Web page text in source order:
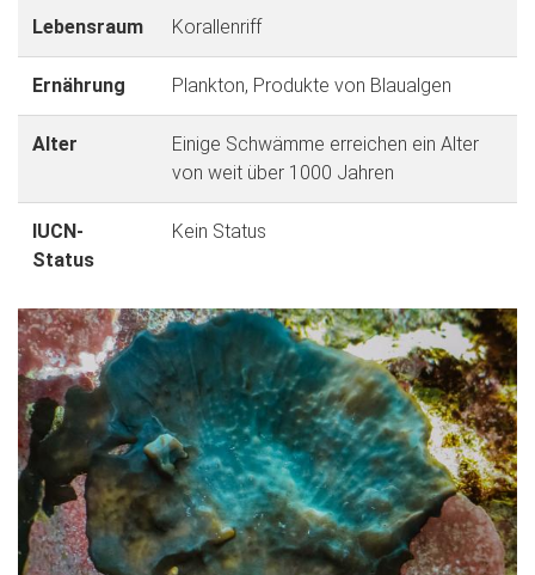
Lebensraum Korallenriff
Ernährung Plankton, Produkte von Blaualgen
Alter
Einige Schwämme erreichen ein Alter
von weit über 1000 Jahren
IUCN-
Status
Kein Status